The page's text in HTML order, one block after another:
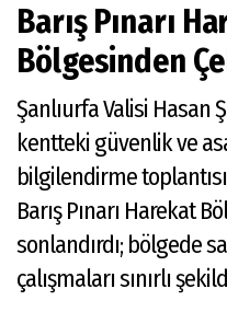
Arşivi
Günün
Haberleri
Barış Pınarı
Bölgesinden
Şanlıurfa Valisi Hasan
kentteki güvenlik ve
bilgilendirme
Barış Pınarı Harekat
sonlandırdı; bölgede
çalışmaları sınırlı